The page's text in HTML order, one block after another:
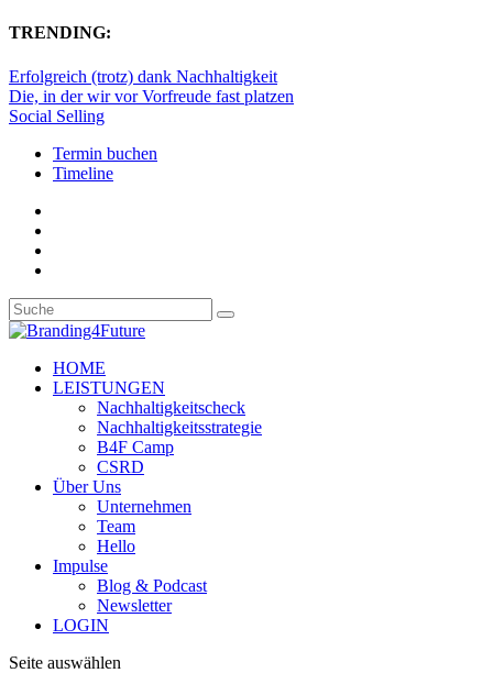
TRENDING:
Erfolgreich (trotz) dank Nachhaltigkeit
Die, in der wir vor Vorfreude fast platzen
Social Selling
Termin buchen
Timeline
HOME
LEISTUNGEN
Nachhaltigkeitscheck
Nachhaltigkeitsstrategie
B4F Camp
CSRD
Über Uns
Unternehmen
Team
Hello
Impulse
Blog & Podcast
Newsletter
LOGIN
Seite auswählen